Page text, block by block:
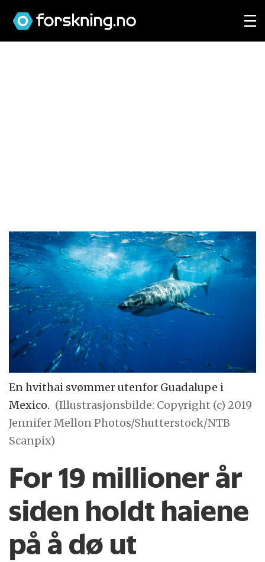
En hvithai svømmer utenfor Guadalupe i
Mexico. (Illustrasjonsbilde: Copyright (c) 2019
Jennifer Mellon Photos/Shutterstock/NTB
Scanpix)
For 19 millioner år
siden holdt haiene
på å dø ut